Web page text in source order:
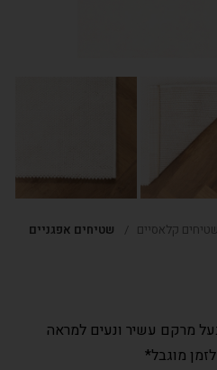
שטיחים קלאסיים שטיחים אפגניים
מרקם עשיר ונעים למראה
מוגבל*